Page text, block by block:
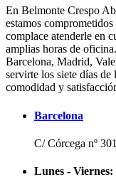
En Belmonte Crespo
estamos
complace atenderle en
amplias horas de
Barcelona, Madrid,
servirte los siete días de
comodidad y
Barcelona
C/ Córcega nº
Lunes - Viernes: